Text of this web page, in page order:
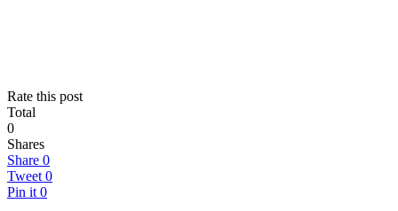
Rate this post
Total
0
Shares
Share 0
Tweet 0
Pin it 0